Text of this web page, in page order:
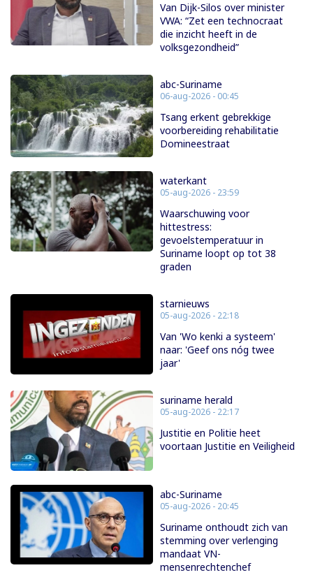
Van Dijk-Silos over minister
VWA: “Zet een technocraat
die inzicht heeft in de
volksgezondheid”
abc-Suriname
06-aug-2026 - 00:45
Tsang erkent gebrekkige
voorbereiding rehabilitatie
Domineestraat
waterkant
05-aug-2026 - 23:59
Waarschuwing voor
hittestress:
gevoelstemperatuur in
Suriname loopt op tot 38
graden
starnieuws
05-aug-2026 - 22:18
Van 'Wo kenki a systeem'
naar: 'Geef ons nóg twee
jaar'
suriname herald
05-aug-2026 - 22:17
Justitie en Politie heet
voortaan Justitie en Veiligheid
abc-Suriname
05-aug-2026 - 20:45
Suriname onthoudt zich van
stemming over verlenging
mandaat VN-
mensenrechtenchef